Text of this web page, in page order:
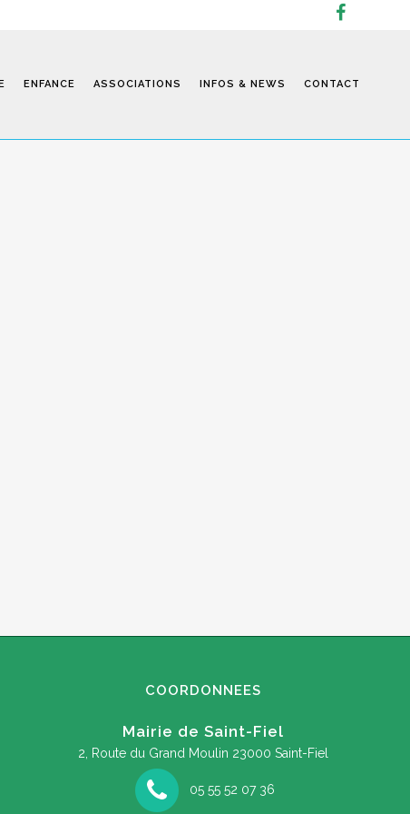
ENFANCE ASSOCIATIONS INFOS & NEWS CONTACT
COORDONNEES
Mairie de Saint-Fiel
2, Route du Grand Moulin 23000 Saint-Fiel
05 55 52 07 36